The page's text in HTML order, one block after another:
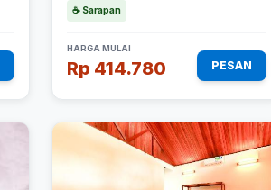
☕ Sarapan
HARGA MULAI
Rp 414.780 PESAN